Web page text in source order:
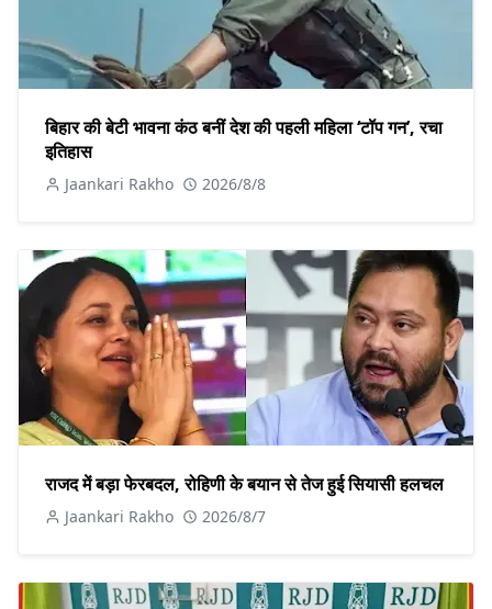
बिहार की बेटी भावना कंठ बनीं देश की पहली महिला ‘टॉप गन’, रचा
इतिहास
Jaankari Rakho 2026/8/8
राजद में बड़ा फेरबदल, रोहिणी के बयान से तेज हुई सियासी हलचल
Jaankari Rakho 2026/8/7